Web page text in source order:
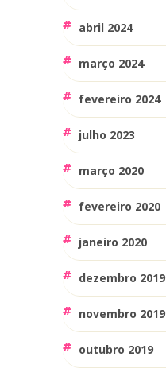
abril 2024
março 2024
fevereiro 2024
julho 2023
março 2020
fevereiro 2020
janeiro 2020
dezembro 2019
novembro 2019
outubro 2019